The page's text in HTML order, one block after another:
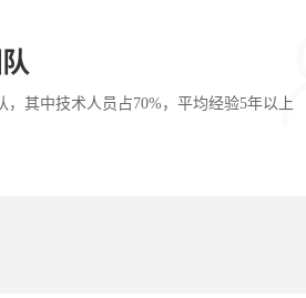
，其中技术人员占70%，平均经验5年以上